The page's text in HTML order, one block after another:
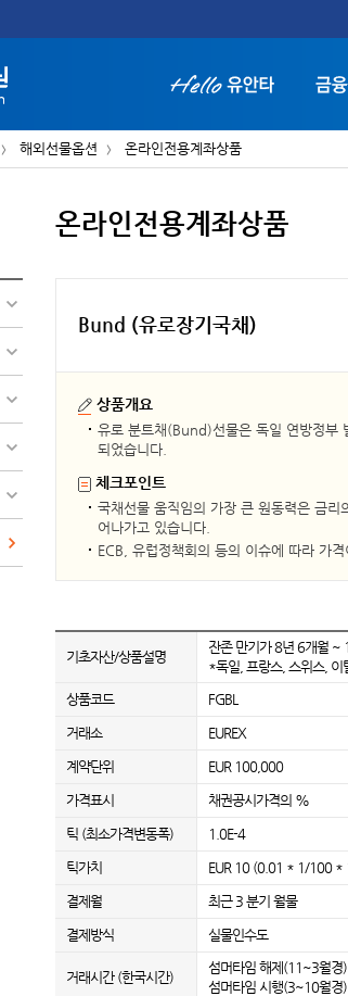
해외선물옵션 온라인전용계좌상품
온라인전용계좌상품
Bund (유로장기국채)
상품개요
유로 분트채(Bund)선물은 독일 연방정
되었습니다.
체크포인트
국채선물 움직임의 가장 큰 원동력은 금리
어나가고 있습니다.
ECB, 유럽정책회의 등의 이슈에 따라 가
기초자산/상품설명
잔존 만기가 8년 6개월 ~
*독일, 프랑스, 스위스, 이
상품코드
FGBL
거래소 EUREX
계약단위 EUR 100,000
가격표시 채권공시가격의 %
틱 (최소가격변동폭) 1.0E-4
틱가치 EUR 10 (0.01 * 1/100 *
결제월 최근 3 분기 월물
결제방식 실물인수도
거래시간 (한국시간)
섬머타임 해제(11~3월
섬머타임 시행(3~10월